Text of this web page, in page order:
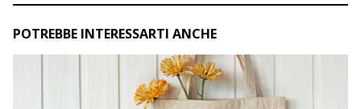
POTREBBE INTERESSARTI ANCHE